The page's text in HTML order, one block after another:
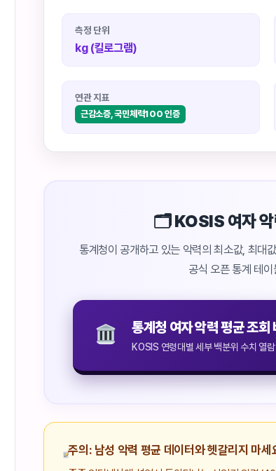
측정 단위
kg (킬로그램)
연관 지표
근감소증, 국민체력100 인증
🗂 KOSIS 여자 악
통계청이 공개하고 있는 악력의 최소값, 최대
공식 오픈 통계 테
통계청 여자 악력 평균 조회
KOSIS 연령대별 세부 백분위 수치 열
주의: 남성 악력 평균 데이터와 헷갈리지 마세